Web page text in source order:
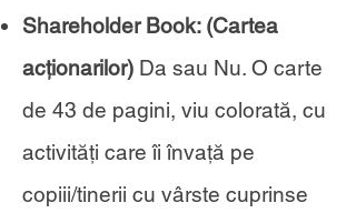
Shareholder Book: (Cartea
acționarilor) Da sau Nu. O carte
de 43 de pagini, viu colorată, cu
activități care îi învață pe
copiii/tinerii cu vârste cuprinse